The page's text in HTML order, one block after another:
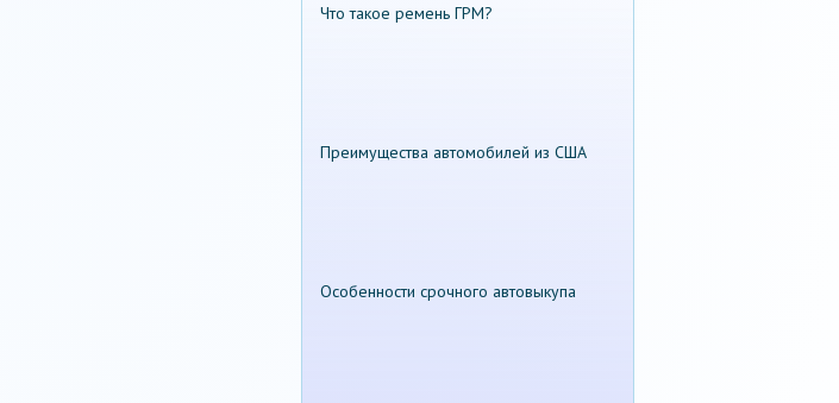
Что такое ремень ГРМ?
Преимущества автомобилей из США
Особенности срочного автовыкупа